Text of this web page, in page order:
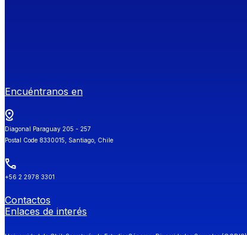
Encuéntranos en
Diagonal Paraguay 205 - 257
Postal Code 8330015, Santiago, Chile
+56 2 2978 3301
Contactos
Enlaces de interés